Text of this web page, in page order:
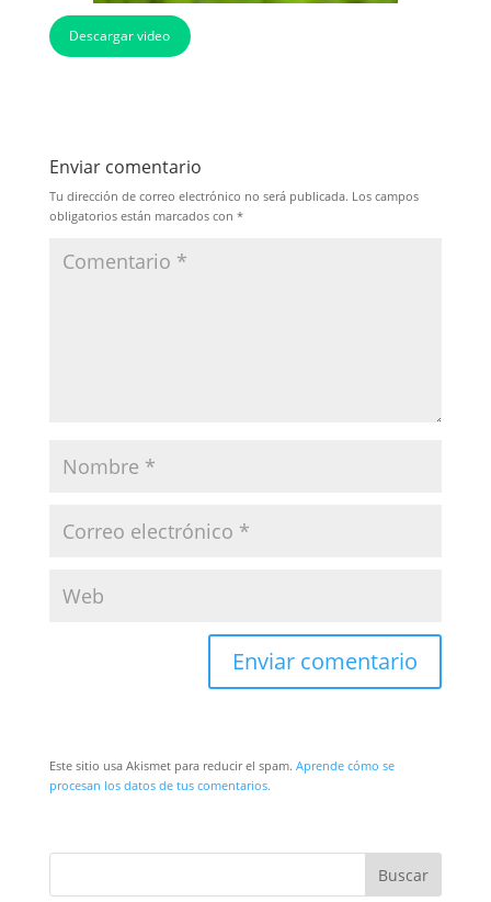
Descargar video
Enviar comentario
Tu dirección de correo electrónico no será publicada. Los campos
obligatorios están marcados con *
Este sitio usa Akismet para reducir el spam. Aprende cómo se
procesan los datos de tus comentarios.